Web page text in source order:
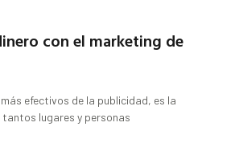
con el marketing de
efectivos de la publicidad, es la
lugares y personas